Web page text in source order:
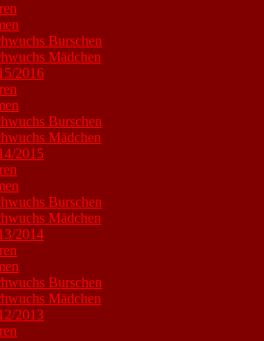
Burschen
Mädchen
2016
Burschen
Mädchen
2015
Burschen
Mädchen
2014
Burschen
Mädchen
2013